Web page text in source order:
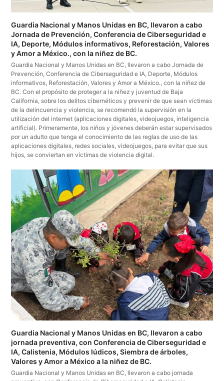
Guardia Nacional y Manos Unidas en BC, llevaron a cabo
Jornada de Prevención, Conferencia de Ciberseguridad e
IA, Deporte, Módulos informativos, Reforestación, Valores
y Amor a México., con la niñez de BC.
Guardia Nacional y Manos Unidas en BC, llevaron a cabo Jornada de
Prevención, Conferencia de Ciberseguridad e IA, Deporte, Módulos
informativos, Reforestación, Valores y Amor a México., con la niñez de
BC. Con el propósito de proteger a la niñez y juventud de Baja
California, sobre los delitos cibernéticos y prevenir de que sean víctimas
de la delincuencia y violencia, se recomendó la supervisión en la
utilización del internet (aplicaciones digitales, videojuegos, inteligencia
artificial). Primeramente, los niños y jóvenes deberán estar supervisados
por un adulto que tenga el conocimiento de las reglas de uso de las
aplicaciones digitales, redes sociales, videojuegos, para evitar que sus
hijos, se conviertan en víctimas de violencia digital.
Guardia Nacional y Manos Unidas en BC, llevaron a cabo
jornada preventiva, con Conferencia de Ciberseguridad e
IA, Calistenia, Módulos lúdicos, Siembra de árboles,
Valores y Amor a México a la niñez de BC.
Guardia Nacional y Manos Unidas en BC, llevaron a cabo jornada